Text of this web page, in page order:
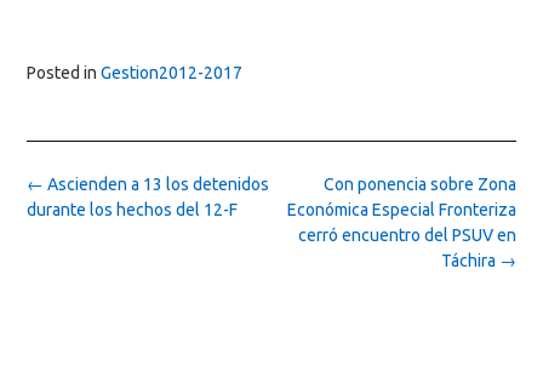
Posted in Gestion2012-2017
Post
navigation
Con ponencia sobre Zona
Económica Especial Fronteriza
cerró encuentro del PSUV en
Táchira →
← Ascienden a 13 los detenidos
durante los hechos del 12-F